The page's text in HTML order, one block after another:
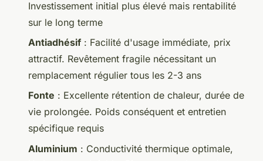
Investissement initial plus élevé mais rentabilité
sur le long terme
Antiadhésif : Facilité d'usage immédiate, prix
attractif. Revêtement fragile nécessitant un
remplacement régulier tous les 2-3 ans
Fonte : Excellente rétention de chaleur, durée de
vie prolongée. Poids conséquent et entretien
spécifique requis
Aluminium : Conductivité thermique optimale,